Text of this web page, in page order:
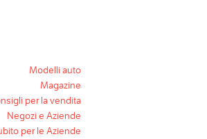
Modelli auto
Magazine
per la vendita
Negozi e Aziende
per le Aziende